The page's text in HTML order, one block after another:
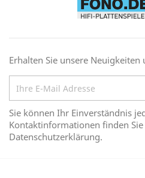
Erhalten Sie unsere
Sie können Ihr Einverständnis
Kontaktinformationen finden
Datenschutzerklärung.